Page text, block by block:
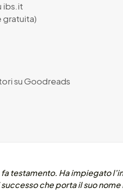
ibs.it
gratuita)
suGoodreads
fa testamento. Ha impiegato
che porta il suo nome